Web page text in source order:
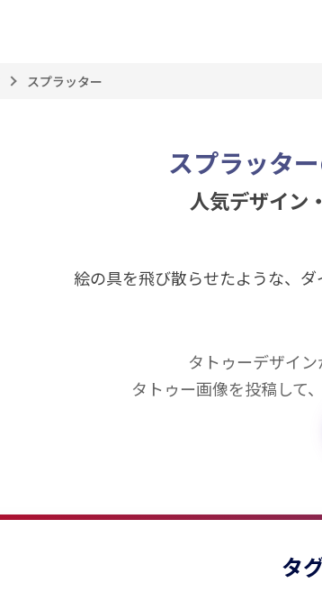
スプラッター
スプラッタ
人気デザイン
絵の具を飛び散らせたような、
タトゥーデザイン
タトゥー画像を投稿して
タ